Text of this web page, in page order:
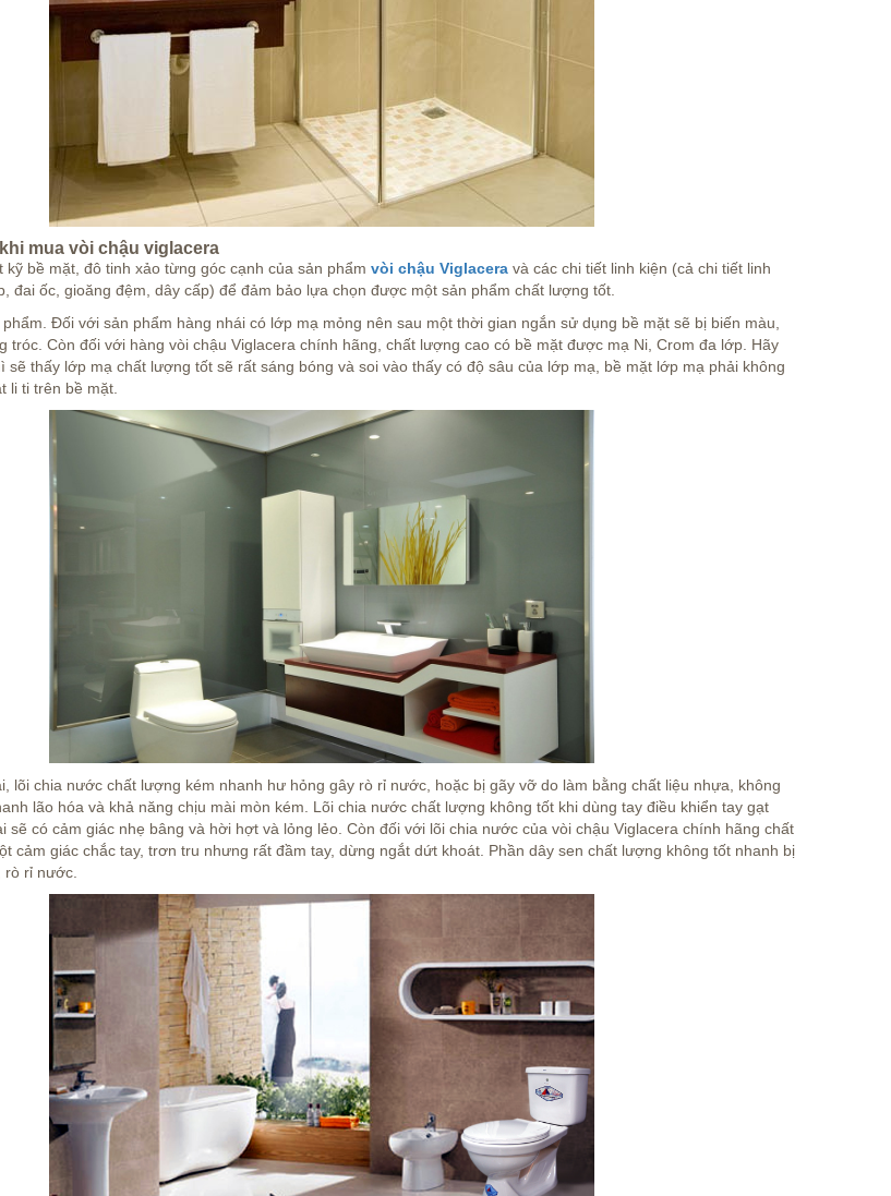
mua vòi chậu viglacera
bề mặt, đô tinh xảo từng góc cạnh của sản phẩm vòi chậu Viglacera và các chi tiết linh kiện (cả chi tiết linh
đai ốc, gioăng đệm, dây cấp) để đảm bảo lựa chọn được một sản phẩm chất lượng tốt.
Đối với sản phẩm hàng nhái có lớp mạ mỏng nên sau một thời gian ngắn sử dụng bề mặt sẽ bị biến màu,
tróc. Còn đối với hàng vòi chậu Viglacera chính hãng, chất lượng cao có bề mặt được mạ Ni, Crom đa lớp. Hãy
sẽ thấy lớp mạ chất lượng tốt sẽ rất sáng bóng và soi vào thấy có độ sâu của lớp mạ, bề mặt lớp mạ phải không
li ti trên bề mặt.
lõi chia nước chất lượng kém nhanh hư hỏng gây rò rỉ nước, hoặc bị gãy vỡ do làm bằng chất liệu nhựa, không
lão hóa và khả năng chịu mài mòn kém. Lõi chia nước chất lượng không tốt khi dùng tay điều khiển tay gạt
sẽ có cảm giác nhẹ bâng và hời hợt và lỏng lẻo. Còn đối với lõi chia nước của vòi chậu Viglacera chính hãng chất
cảm giác chắc tay, trơn tru nhưng rất đầm tay, dừng ngắt dứt khoát. Phần dây sen chất lượng không tốt nhanh bị
rò rỉ nước.